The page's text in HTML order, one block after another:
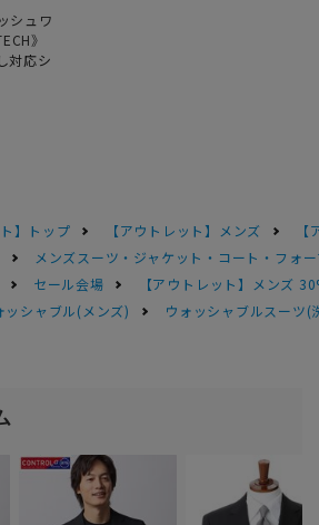
シュワ
》
対応シ
】トップ 【アウトレット】メンズ
メンズスーツ・ジャケット・コート・フォ
セール会場
【アウトレット】メンズ
ッシャブル(メンズ) ウォッシャブルスーツ(